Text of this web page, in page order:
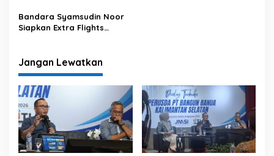
Singapura
Bandara Syamsudin Noor
Siapkan Extra Flights
Jangan Lewatkan